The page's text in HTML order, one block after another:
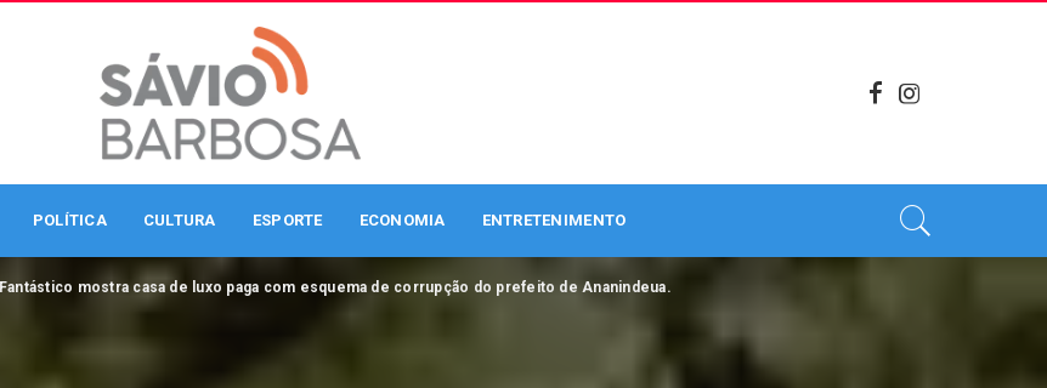
POLÍTICA CULTURA ESPORTE ECONOMIA ENTRETENIMENTO
Fantástico mostra casa de luxo paga com esquema de corrupção do prefeito de Ananindeua.